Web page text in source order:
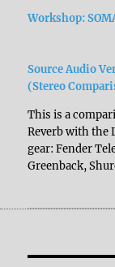
Workshop:
Source Audio
(Stereo
This is a
Reverb with the
gear: Fender
Greenback,